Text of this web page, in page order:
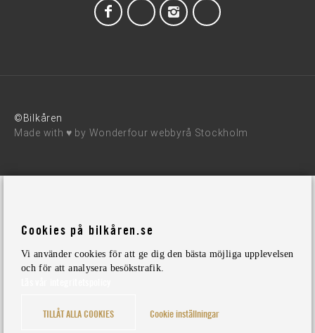
©Bilkåren
Made with ♥ by Wonderfour webbyrå Stockholm
Cookies på bilkåren.se
Vi använder cookies för att ge dig den bästa möjliga upplevelsen
och för att analysera besökstrafik.
TILLÅT ALLA COOKIES Cookie inställningar